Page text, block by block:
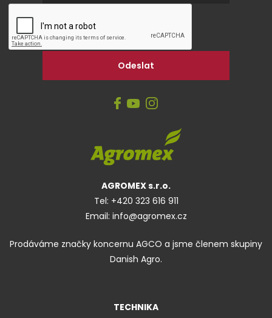
AGROMEX s.r.o.
Tel: +420 323 616 911
Email: info@agromex.cz
Prodáváme značky koncernu AGCO a jsme členem skupiny
Danish Agro.
TECHNIKA